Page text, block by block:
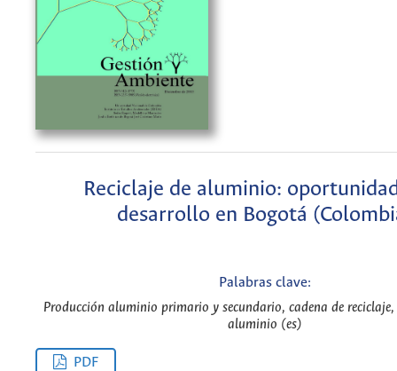
Reciclaje de aluminio:
desarrollo en Bogotá
Palabras clave:
Producción aluminio primario y secundario, cadena de reciclaje,
aluminio (es)
PDF